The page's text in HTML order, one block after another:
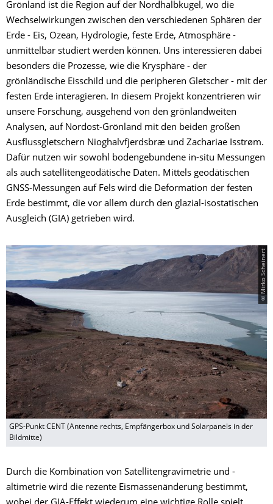
Grönland ist die Region auf der Nordhalbkugel, wo die
Wechselwirkungen zwischen den verschiedenen Sphären der
Erde - Eis, Ozean, Hydrologie, feste Erde, Atmosphäre -
unmittelbar studiert werden können. Uns interessieren dabei
besonders die Prozesse, wie die Krysphäre - der
grönländische Eisschild und die peripheren Gletscher - mit der
festen Erde interagieren. In diesem Projekt konzentrieren wir
unsere Forschung, ausgehend von den grönlandweiten
Analysen, auf Nordost-Grönland mit den beiden großen
Ausflussgletschern Nioghalvfjerdsbræ und Zachariae Isstrøm.
Dafür nutzen wir sowohl bodengebundene in-situ Messungen
als auch satellitengeodätische Daten. Mittels geodätischen
GNSS-Messungen auf Fels wird die Deformation der festen
Erde bestimmt, die vor allem durch den glazial-isostatischen
Ausgleich (GIA) getrieben wird.
© Mirko Scheinert
GPS-Punkt CENT (Antenne rechts, Empfängerbox und Solarpanels in der
Bildmitte)
Durch die Kombination von Satellitengravimetrie und -
altimetrie wird die rezente Eismassenänderung bestimmt,